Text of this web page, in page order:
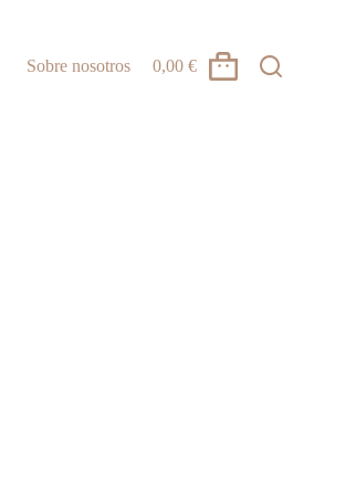
Sobre nosotros
Carro
0,00 €